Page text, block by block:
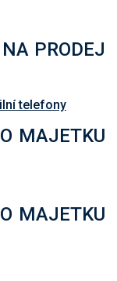
PRODEJ
telefony
MAJETKU
MAJETKU